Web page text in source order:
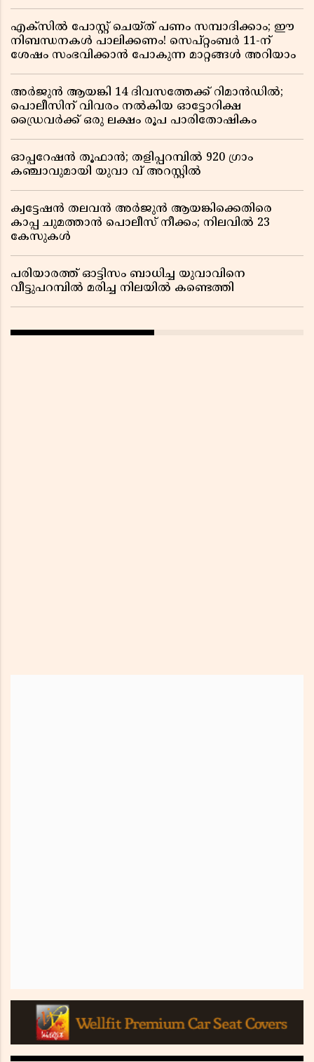
എക്സിൽ പോസ്റ്റ് ചെയ്ത് പണം സമ്പാദിക്കാം; ഈ
നിബന്ധനകൾ പാലിക്കണം! സെപ്റ്റംബർ 11-ന്
ശേഷം സംഭവിക്കാൻ പോകുന്ന മാറ്റങ്ങൾ അറിയാം
അർജുൻ ആയങ്കി 14 ദിവസത്തേക്ക് റിമാൻഡിൽ;
പൊലീസിന് വിവരം നൽകിയ ഓട്ടോറിക്ഷ
ഡ്രൈവർക്ക് ഒരു ലക്ഷം രൂപ പാരിതോഷികം
ഓപ്പറേഷൻ തൂഫാൻ; തളിപ്പറമ്പിൽ 920 ഗ്രാം
കഞ്ചാവുമായി യുവാ വ് അറസ്റ്റിൽ
ക്വട്ടേഷൻ തലവൻ അർജുൻ ആയങ്കിക്കെതിരെ
കാപ്പ ചുമത്താൻ പൊലീസ് നീക്കം; നിലവിൽ 23
കേസുകൾ
പരിയാരത്ത് ഓട്ടിസം ബാധിച്ച യുവാവിനെ
വീട്ടുപറമ്പിൽ മരിച്ച നിലയിൽ കണ്ടെത്തി